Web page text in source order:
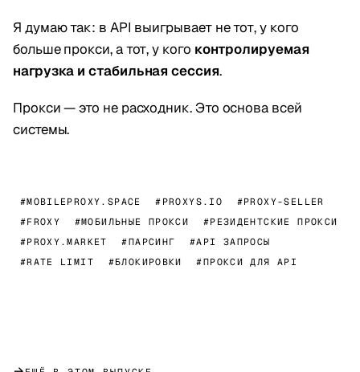
Я думаю так: в API выигрывает не тот, у кого
больше прокси, а тот, у кого контролируемая
нагрузка и стабильная сессия.
Прокси — это не расходник. Это основа всей
системы.
#MOBILEPROXY.SPACE #PROXYS.IO
#PROXY-SELLER
#FROXY
#МОБИЛЬНЫЕ ПРОКСИ
#РЕЗИДЕНТСКИЕ ПРОКСИ
#PROXY.MARKET
#ПАРСИНГ
#API ЗАПРОСЫ
#RATE LIMIT
#БЛОКИРОВКИ #ПРОКСИ ДЛЯ API